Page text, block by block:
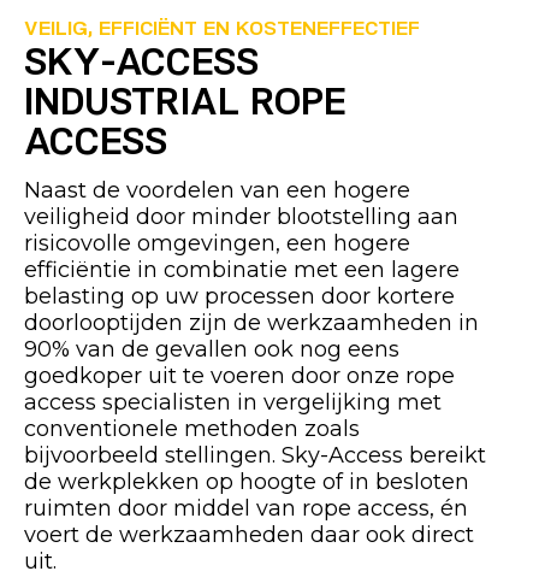
VEILIG, EFFICIËNT EN KOSTENEFFECTIEF
SKY-ACCESS
INDUSTRIAL ROPE
ACCESS
Naast de voordelen van een hogere
veiligheid door minder blootstelling aan
risicovolle omgevingen, een hogere
efficiëntie in combinatie met een lagere
belasting op uw processen door kortere
doorlooptijden zijn de werkzaamheden in
90% van de gevallen ook nog eens
goedkoper uit te voeren door onze rope
access specialisten in vergelijking met
conventionele methoden zoals
bijvoorbeeld stellingen. Sky-Access bereikt
de werkplekken op hoogte of in besloten
ruimten door middel van rope access, én
voert de werkzaamheden daar ook direct
uit.